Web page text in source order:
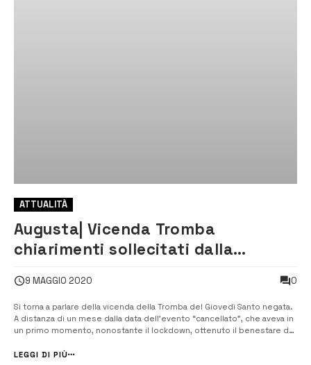
ATTUALITÀ
Augusta| Vicenda Tromba
chiarimenti sollecitati dalla
9 MAGGIO 2020 0
Si torna a parlare della vicenda della Tromba del Giovedì Santo negata.
A distanza di un mese dalla data dell’evento “cancellato”, che aveva in
un primo momento, nonostante il lockdown, ottenuto il benestare del
governatore della confraternita di San Giuseppe, C...
LEGGI DI PIÙ